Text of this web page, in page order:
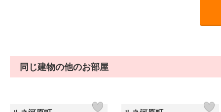
同じ建物の他のお部屋